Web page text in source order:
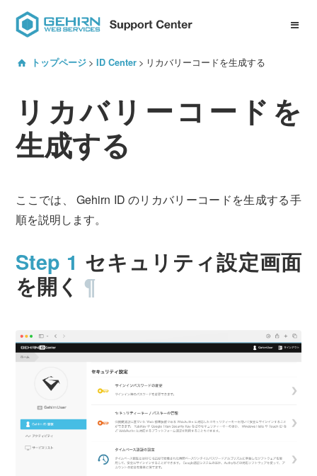
ID Center について
プロジェクト管理機能 Gehirn DNS
よくある質問
サービスへのお問い合わせ
運営会社について サービスサイト
サインイン
トップページ ID Center リカバリーコードを生成する
リカバリーコードを
生成する
ここでは、 Gehirn ID のリカバリーコードを生成する手
順を説明します。
セキュリティ設定画面
を開く¶